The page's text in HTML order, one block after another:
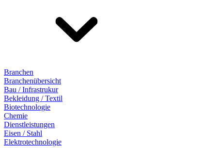
Branchen
Branchenübersicht
Bau / Infrastrukur
Bekleidung / Textil
Biotechnologie
Chemie
Dienstleistungen
Eisen / Stahl
Elektrotechnologie